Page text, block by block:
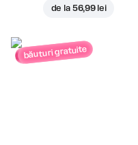
de la 56,99 lei
băuturi gratuite